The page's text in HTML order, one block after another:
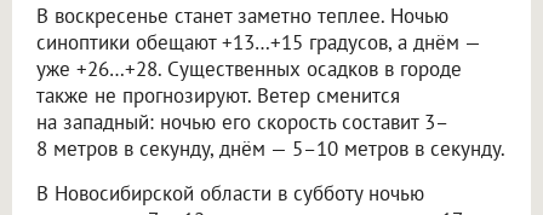
В воскресенье станет заметно теплее. Ночью
синоптики обещают +13…+15 градусов, а днём —
уже +26…+28. Существенных осадков в городе
также не прогнозируют. Ветер сменится
на западный: ночью его скорость составит 3–
8 метров в секунду, днём — 5–10 метров в секунду.
В Новосибирской области в субботу ночью